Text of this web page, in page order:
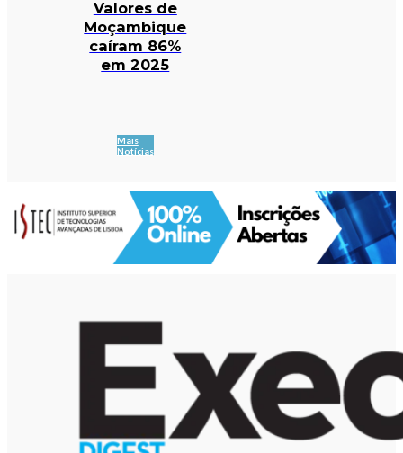
Valores de
Moçambique
caíram 86%
em 2025
Mais
Notícias